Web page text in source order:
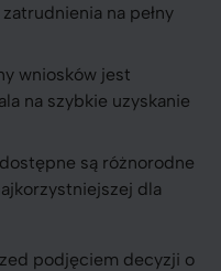
na pełny
wniosków jest
na szybkie uzyskanie
są różnorodne
dla
podjęciem decyzji o